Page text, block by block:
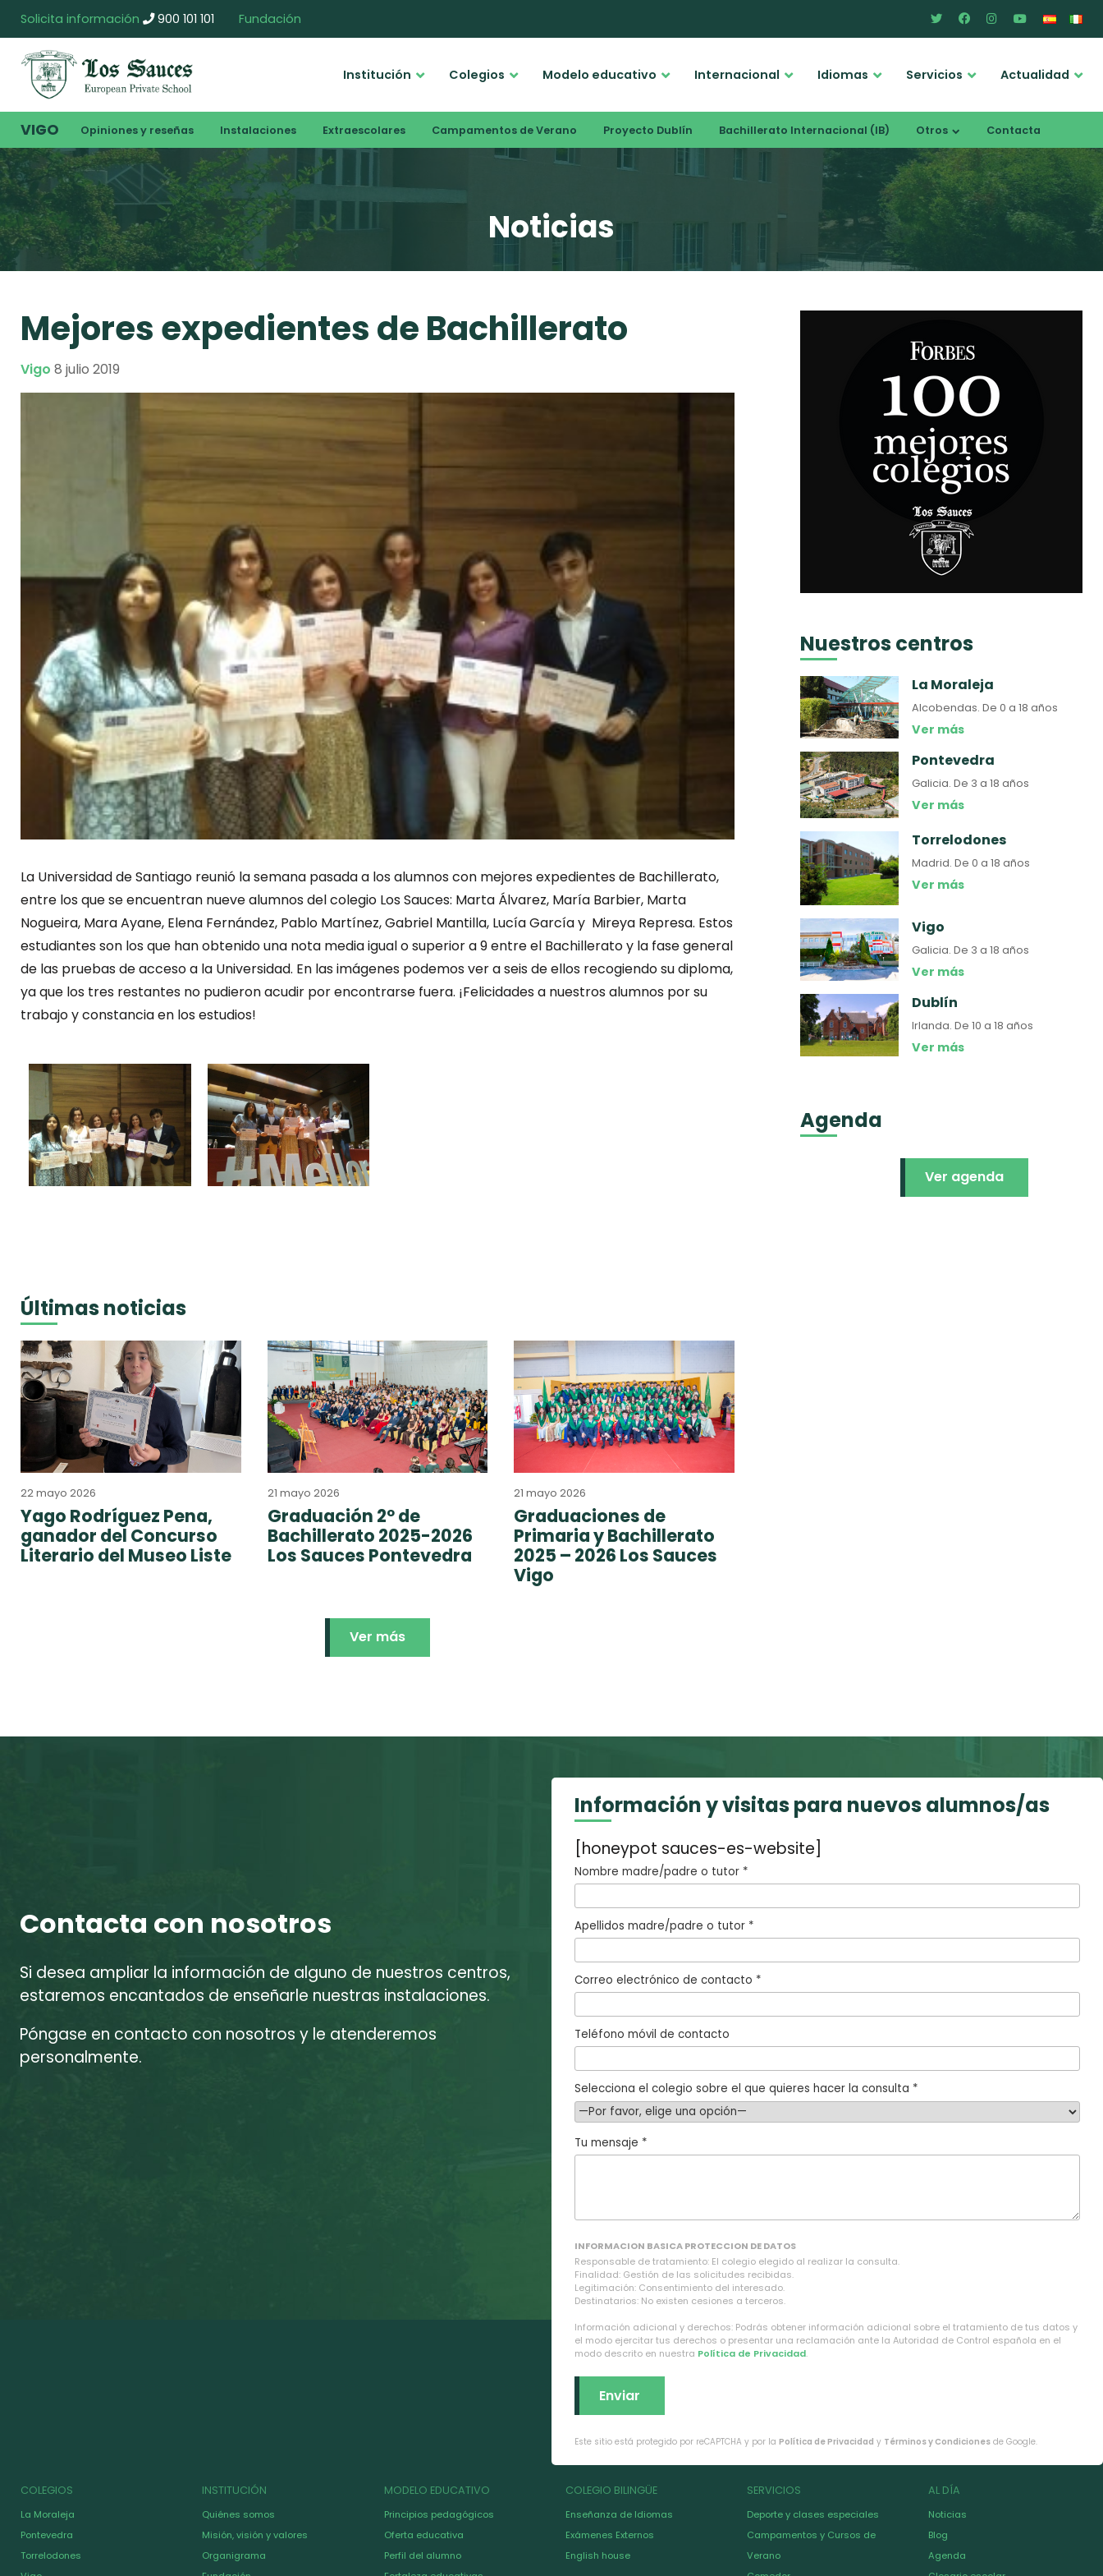
Solicita información 900 101 101 Fundación
Institución Colegios Modelo educativo Internacional Idiomas Servicios Actualidad
VIGO Opiniones y reseñas Instalaciones Extraescolares Campamentos de Verano Proyecto Dublín Bachillerato Internacional (IB) Otros Contacta
Noticias
Mejores expedientes de Bachillerato
Vigo 8 julio 2019
La Universidad de Santiago reunió la semana pasada a los alumnos con mejores expedientes de Bachillerato,
entre los que se encuentran nueve alumnos del colegio Los Sauces: Marta Álvarez, María Barbier, Marta
Nogueira, Mara Ayane, Elena Fernández, Pablo Martínez, Gabriel Mantilla, Lucía García y Mireya Represa. Estos
estudiantes son los que han obtenido una nota media igual o superior a 9 entre el Bachillerato y la fase general
de las pruebas de acceso a la Universidad. En las imágenes podemos ver a seis de ellos recogiendo su diploma,
ya que los tres restantes no pudieron acudir por encontrarse fuera. ¡Felicidades a nuestros alumnos por su
trabajo y constancia en los estudios!
Últimas noticias
22 mayo 2026
Yago Rodríguez Pena,
ganador del Concurso
Literario del Museo Liste
21 mayo 2026
Graduación 2º de
Bachillerato 2025-2026
Los Sauces Pontevedra
21 mayo 2026
Graduaciones de
Primaria y Bachillerato
2025 – 2026 Los Sauces
Vigo
Ver más
Nuestros centros
La Moraleja
Alcobendas.De 0 a 18 años
Ver más
Pontevedra
Galicia.De 3 a 18 años
Ver más
Torrelodones
Madrid.De 0 a 18 años
Ver más
Vigo
Galicia.De 3 a 18 años
Ver más
Dublín
Irlanda.De 10 a 18 años
Ver más
Agenda
Ver agenda
Contacta con nosotros
Si desea ampliar la información de alguno de nuestros centros,
estaremos encantados de enseñarle nuestras instalaciones.
Póngase en contacto con nosotros y le atenderemos
personalmente.
Información y visitas para nuevos alumnos/as
[honeypot sauces-es-website]
Nombre madre/padre o tutor *
Apellidos madre/padre o tutor *
Correo electrónico de contacto *
Teléfono móvil de contacto
Selecciona el colegio sobre el que quieres hacer la consulta *
Tu mensaje *
INFORMACION BASICA PROTECCION DE DATOS
Responsable de tratamiento: El colegio elegido al realizar la consulta.
Finalidad: Gestión de las solicitudes recibidas.
Legitimación: Consentimiento del interesado.
Destinatarios: No existen cesiones a terceros.
Información adicional y derechos: Podrás obtener información adicional sobre el tratamiento de tus datos y
el modo ejercitar tus derechos o presentar una reclamación ante la Autoridad de Control española en el
modo descrito en nuestra Política de Privacidad.
Este sitio está protegido por reCAPTCHA y por la Política de Privacidad y Términos y Condiciones de Google.
COLEGIOS
La Moraleja
Pontevedra
Torrelodones
INSTITUCIÓN
Quiénes somos
Misión, visión y valores
Organigrama
MODELO EDUCATIVO
Principios pedagógicos
Oferta educativa
Perfil del alumno
COLEGIO BILINGÜE
Enseñanza de Idiomas
Exámenes Externos
English house
SERVICIOS
Deporte y clases especiales
Campamentos y Cursos de
Verano
AL DÍA
Noticias
Blog
Agenda